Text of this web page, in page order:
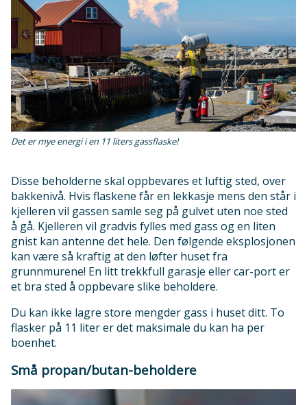
Det er mye energi i en 11 liters gassflaske!
Disse beholderne skal oppbevares et luftig sted, over
bakkenivå. Hvis flaskene får en lekkasje mens den står i
kjelleren vil gassen samle seg på gulvet uten noe sted
å gå. Kjelleren vil gradvis fylles med gass og en liten
gnist kan antenne det hele. Den følgende eksplosjonen
kan være så kraftig at den løfter huset fra
grunnmurene! En litt trekkfull garasje eller car-port er
et bra sted å oppbevare slike beholdere.
Du kan ikke lagre store mengder gass i huset ditt. To
flasker på 11 liter er det maksimale du kan ha per
boenhet.
Små propan/butan-beholdere